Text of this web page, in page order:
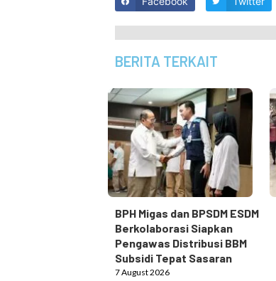
BERITA TERKAIT
BPH Migas dan BPSDM ESDM
Berkolaborasi Siapkan
Pengawas Distribusi BBM
Subsidi Tepat Sasaran
7 August 2026